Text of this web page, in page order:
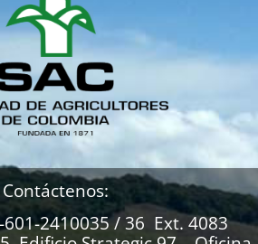
Contáctenos:
601-2410035 / 36 Ext. 4083